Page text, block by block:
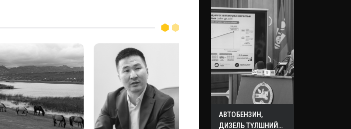
АВТОБЕНЗИН,
ДИЗЕЛЬ ТҮЛШНИЙ